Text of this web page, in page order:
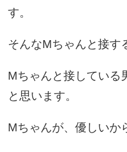
す。
そんなMちゃんと接す
Mちゃんと接している
と思います。
Mちゃんが、優しいか